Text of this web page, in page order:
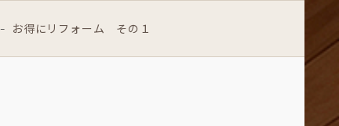
- お得にリフォーム その１